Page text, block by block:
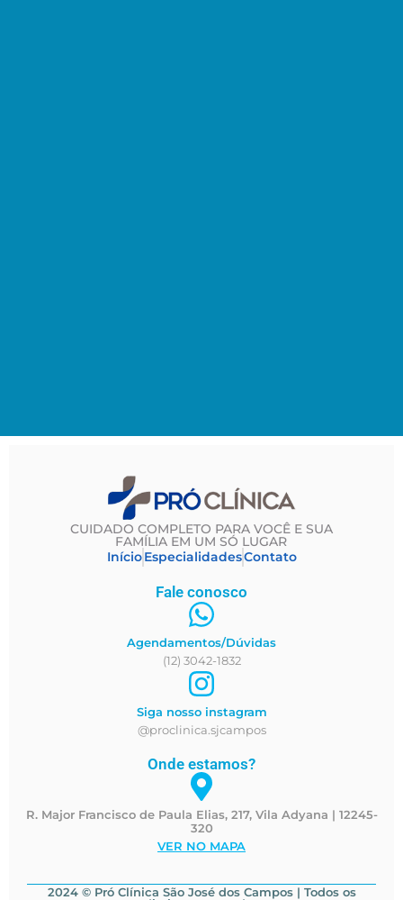
CUIDADO COMPLETO PARA VOCÊ E SUA
FAMÍLIA EM UM SÓ LUGAR
InícioEspecialidadesContato
Fale conosco
Agendamentos/Dúvidas
(12) 3042-1832
Siga nosso instagram
@proclinica.sjcampos
Onde estamos?
R. Major Francisco de Paula Elias, 217, Vila Adyana | 12245-
320
VER NO MAPA
2024 © Pró Clínica São José dos Campos | Todos os